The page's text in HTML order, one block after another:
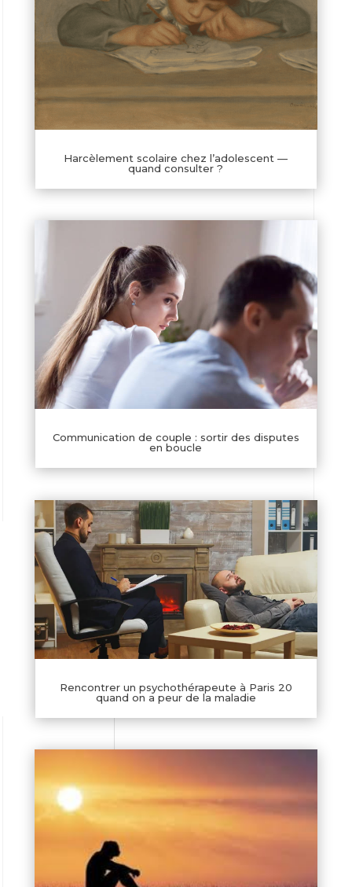
Harcèlement scolaire chez l’adolescent —
quand consulter ?
Communication de couple : sortir des disputes
en boucle
Rencontrer un psychothérapeute à Paris 20
quand on a peur de la maladie